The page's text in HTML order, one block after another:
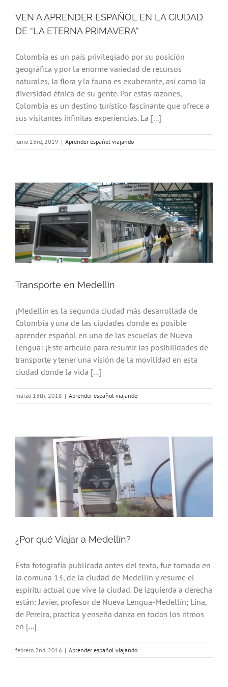
VEN A APRENDER ESPAÑOL EN LA CIUDAD
DE “LA ETERNA PRIMAVERA”
Colombia es un país privilegiado por su posición
geográfica y por la enorme variedad de recursos
naturales, la flora y la fauna es exuberante, así como la
diversidad étnica de su gente. Por estas razones,
Colombia es un destino turístico fascinante que ofrece a
sus visitantes infinitas experiencias. La [...]
junio 23rd, 2019 | Aprender español viajando
Transporte en Medellín
¡Medellín es la segunda ciudad más desarrollada de
Colombia y una de las ciudades donde es posible
aprender español en una de las escuelas de Nueva
Lengua! ¡Este artículo para resumir las posibilidades de
transporte y tener una visión de la movilidad en esta
ciudad donde la vida [...]
marzo 13th, 2018 | Aprender español viajando
¿Por qué Viajar a Medellín?
Esta fotografía publicada antes del texto, fue tomada en
la comuna 13, de la ciudad de Medellín y resume el
espíritu actual que vive la ciudad. De izquierda a derecha
están: Javier, profesor de Nueva Lengua-Medellín; Lina,
de Pereira, practica y enseña danza en todos los ritmos
en [...]
febrero 2nd, 2016 | Aprender español viajando